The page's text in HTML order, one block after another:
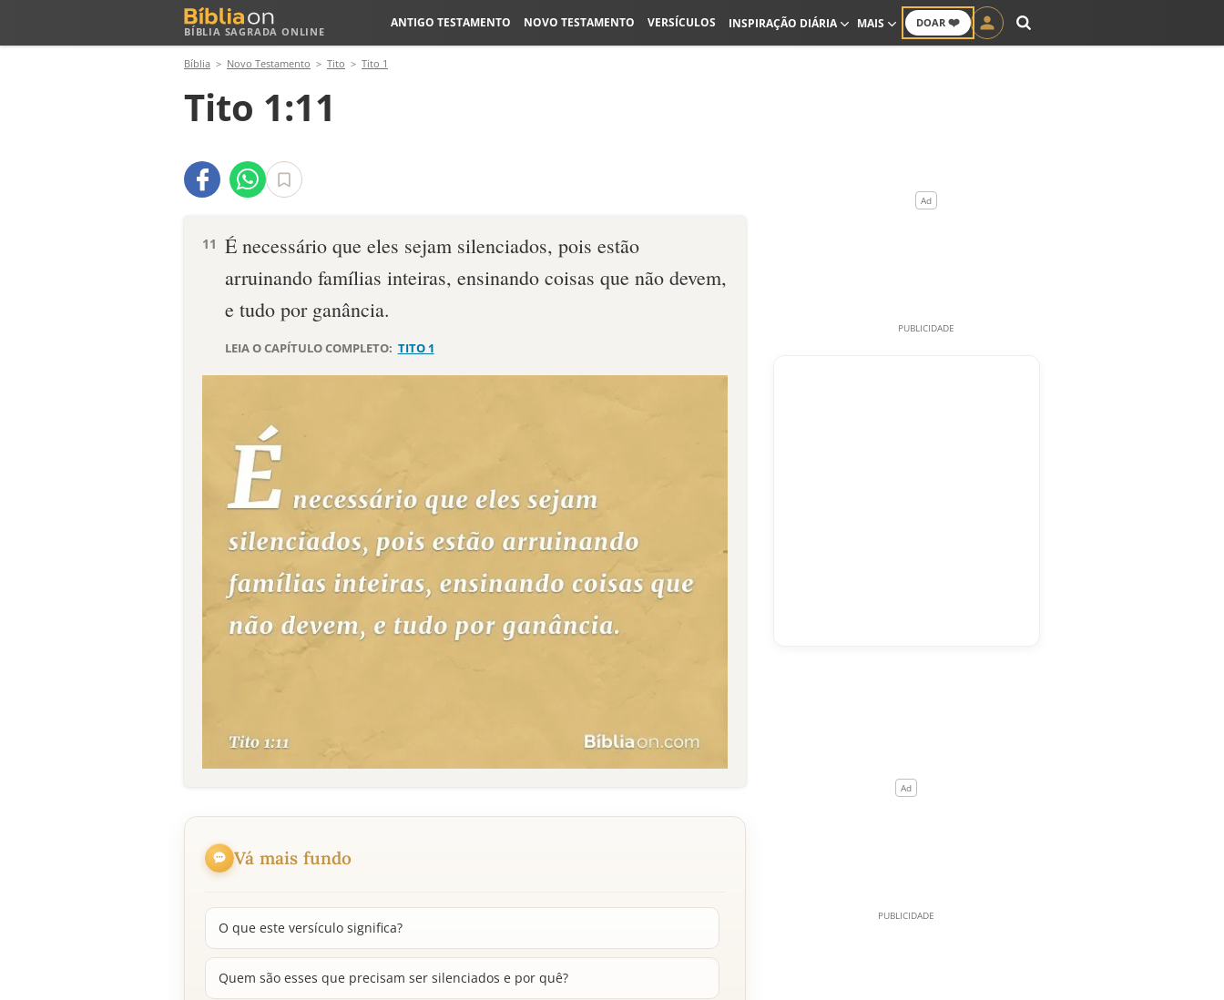
BÍBLIA SAGRADA ONLINE
DOAR ❤️
ANTIGO TESTAMENTO NOVO TESTAMENTO VERSÍCULOS INSPIRAÇÃO DIÁRIA MAIS
Bíblia Novo Testamento Tito Tito 1
Tito 1:11
11 É necessário que eles sejam silenciados, pois estão
arruinando famílias inteiras, ensinando coisas que não devem,
e tudo por ganância.
LEIA O CAPÍTULO COMPLETO: TITO 1
Vá mais fundo
O que este versículo significa?
Quem são esses que precisam ser silenciados e por quê?